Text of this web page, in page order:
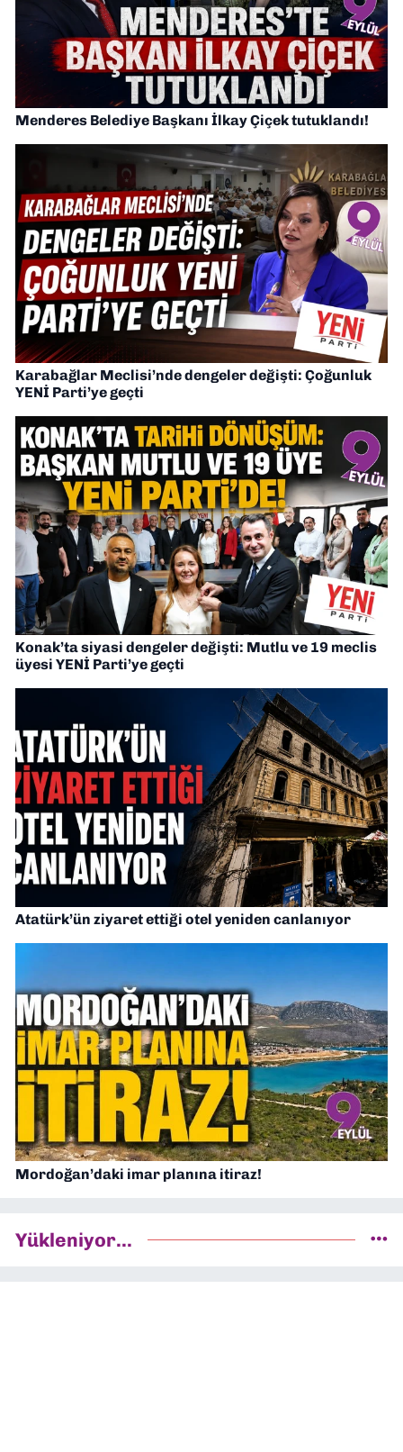
Menderes Belediye Başkanı İlkay Çiçek tutuklandı!
Karabağlar Meclisi’nde dengeler değişti: Çoğunluk
YENİ Parti’ye geçti
Konak’ta siyasi dengeler değişti: Mutlu ve 19 meclis
üyesi YENİ Parti’ye geçti
Atatürk’ün ziyaret ettiği otel yeniden canlanıyor
Mordoğan’daki imar planına itiraz!
Yükleniyor...